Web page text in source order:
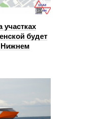
участках
будет
Нижнем